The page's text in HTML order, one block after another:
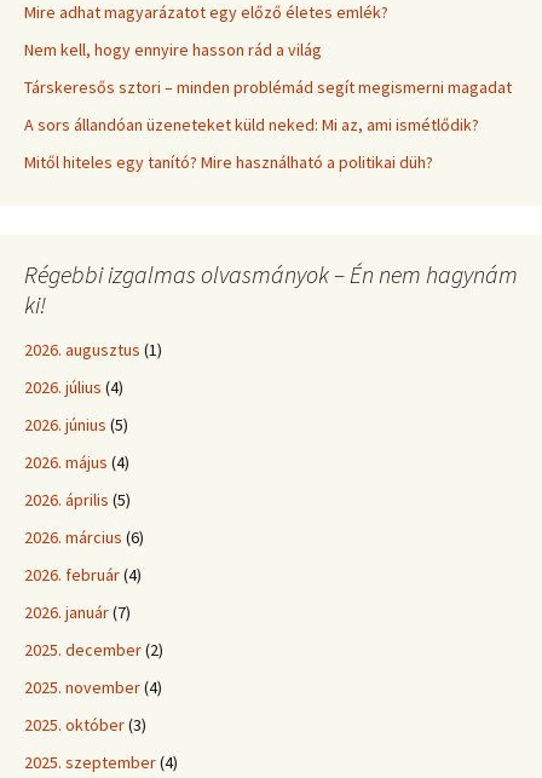
Mire adhat magyarázatot egy előző életes emlék?
Nem kell, hogy ennyire hasson rád a világ
Társkeresős sztori – minden problémád segít megismerni magadat
A sors állandóan üzeneteket küld neked: Mi az, ami ismétlődik?
Mitől hiteles egy tanító? Mire használható a politikai düh?
Régebbi izgalmas olvasmányok – Én nem hagynám
ki!
2026. augusztus (1)
2026. július (4)
2026. június (5)
2026. május (4)
2026. április (5)
2026. március (6)
2026. február(4)
2026. január(7)
2025. december(2)
2025. november(4)
2025. október(3)
2025. szeptember(4)